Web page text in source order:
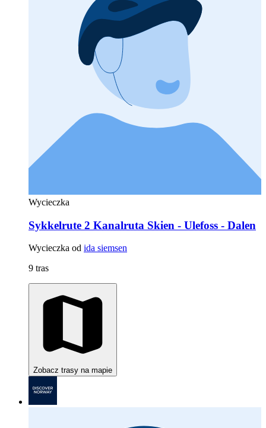
Wycieczka
Sykkelrute 2 Kanalruta Skien - Ulefoss - Dalen
Wycieczka od ida siemsen
9 tras
Zobacz trasy na mapie